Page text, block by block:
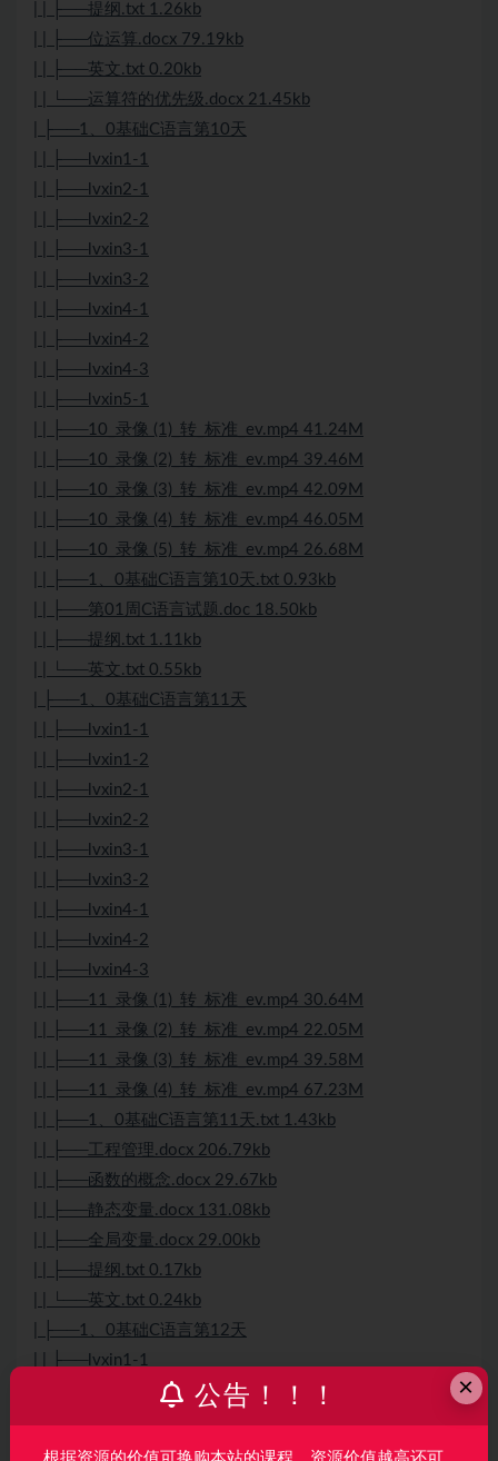
| | ├──提纲.txt 1.26kb
| | ├──位运算.docx 79.19kb
| | ├──英文.txt 0.20kb
| | └──运算符的优先级.docx 21.45kb
| ├──1、0基础C语言第10天
| | ├──lvxin1-1
| | ├──lvxin2-1
| | ├──lvxin2-2
| | ├──lvxin3-1
| | ├──lvxin3-2
| | ├──lvxin4-1
| | ├──lvxin4-2
| | ├──lvxin4-3
| | ├──lvxin5-1
| | ├──10_录像 (1)_转_标准_ev.mp4 41.24M
| | ├──10_录像 (2)_转_标准_ev.mp4 39.46M
| | ├──10_录像 (3)_转_标准_ev.mp4 42.09M
| | ├──10_录像 (4)_转_标准_ev.mp4 46.05M
| | ├──10_录像 (5)_转_标准_ev.mp4 26.68M
| | ├──1、0基础C语言第10天.txt 0.93kb
| | ├──第01周C语言试题.doc 18.50kb
| | ├──提纲.txt 1.11kb
| | └──英文.txt 0.55kb
| ├──1、0基础C语言第11天
| | ├──lvxin1-1
| | ├──lvxin1-2
| | ├──lvxin2-1
| | ├──lvxin2-2
| | ├──lvxin3-1
| | ├──lvxin3-2
| | ├──lvxin4-1
| | ├──lvxin4-2
| | ├──lvxin4-3
| | ├──11_录像 (1)_转_标准_ev.mp4 30.64M
| | ├──11_录像 (2)_转_标准_ev.mp4 22.05M
| | ├──11_录像 (3)_转_标准_ev.mp4 39.58M
| | ├──11_录像 (4)_转_标准_ev.mp4 67.23M
| | ├──1、0基础C语言第11天.txt 1.43kb
| | ├──工程管理.docx 206.79kb
| | ├──函数的概念.docx 29.67kb
| | ├──静态变量.docx 131.08kb
| | ├──全局变量.docx 29.00kb
| | ├──提纲.txt 0.17kb
| | └──英文.txt 0.24kb
| ├──1、0基础C语言第12天
| | ├──lvxin1-1
| | ├──lvxin4-1
×
公告！！！